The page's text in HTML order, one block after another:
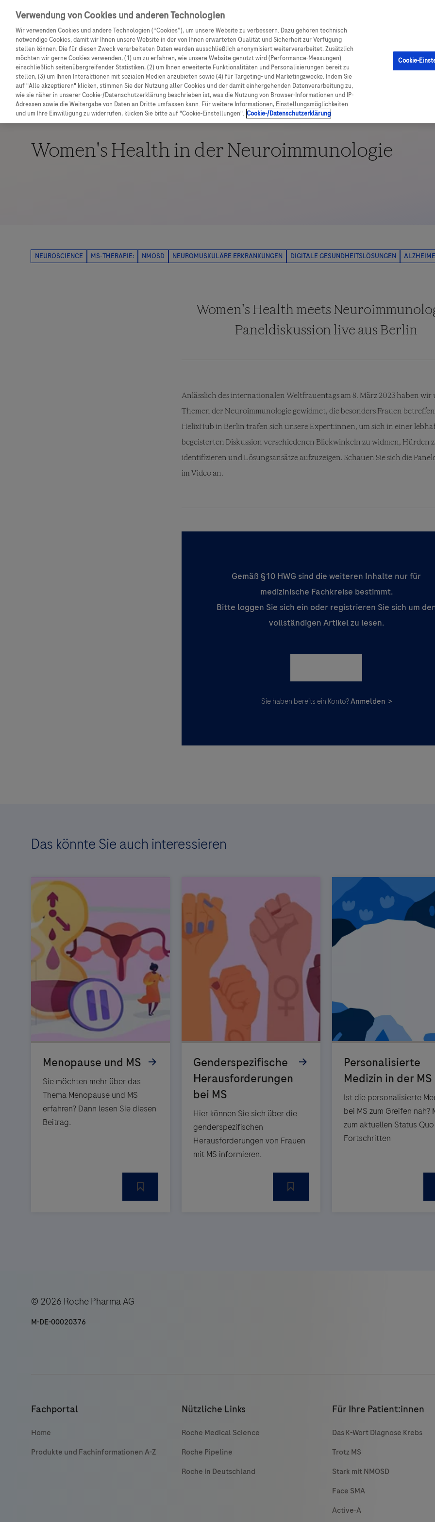
Entdecken Sie weitere exklusive Vorteile mit dem Fachportal
Neuroscience
Women's Health in der Neuroimmunologie
Women's Health meets
Paneldiskussion live aus Berlin
Anlässlich des internationalen Weltfrauentags am 8. März 2023 haben wir
Themen der Neuroimmunologie gewidmet, die besonders Frauen
HelixHub in Berlin trafen sich unsere Expert:innen, um sich in einer
begeisterten Diskussion verschiedenen Blickwinkeln zu widmen, Hürden
identifizieren und Lösungsansätze aufzuzeigen. Schauen Sie sich die
im Video an.
Gemäß §10 HWG sind die weiteren Inhalte nur für
medizinische Fachkreise bestimmt.
Bitte loggen Sie sich ein oder registrieren Sie sich um
vollständigen Artikel zu lesen.
Sie haben bereits ein Konto?Anmelden >
Das könnte Sie auch interessieren
Sie möchten mehr über das
Thema Menopause und MS
erfahren? Dann lesen Sie diesen
Beitrag.
Hier können Sie sich über die
genderspezifischen
Herausforderungen von Frauen
mit MS informieren.
Ist die personalisierte
bei MS zum Greifen nah?
zum aktuellen Status
Fortschritten
© 2026 Roche Pharma AG
M-DE-00020376
Fachportal
Home
Produkte und Fachinformationen A-Z
Nützliche Links
Roche Medical Science
Roche Pipeline
Roche in Deutschland
Für Ihre Patient:innen
Das K-Wort Diagnose Krebs
Trotz MS
Stark mit NMOSD
Face SMA
Active-A
Verwendung von Cookies und anderen Technologien
Wir verwenden Cookies und andere Technologien (“Cookies”), um unsere Website zu verbessern. Dazu gehören technisch
notwendige Cookies, damit wir Ihnen unsere Website in der von Ihnen erwarteten Qualität und Sicherheit zur Verfügung
stellen können. Die für diesen Zweck verarbeiteten Daten werden ausschließlich anonymisiert weiterverarbeitet. Zusätzlich
möchten wir gerne Cookies verwenden, (1) um zu erfahren, wie unsere Website genutzt wird (Performance-Messungen)
einschließlich seitenübergreifender Statistiken, (2) um Ihnen erweiterte Funktionalitäten und Personalisierungen bereit zu
stellen, (3) um Ihnen Interaktionen mit sozialen Medien anzubieten sowie (4) für Targeting- und Marketingzwecke. Indem Sie
auf "Alle akzeptieren" klicken, stimmen Sie der Nutzung aller Cookies und der damit einhergehenden Datenverarbeitung zu,
wie sie näher in unserer Cookie-/Datenschutzerklärung beschrieben ist, was die Nutzung von Browser-Informationen und IP-
Adressen sowie die Weitergabe von Daten an Dritte umfassen kann. Für weitere Informationen, Einstellungsmöglichkeiten
und um Ihre Einwilligung zu widerrufen, klicken Sie bitte auf "Cookie-Einstellungen". Cookie-/Datenschutzerklärung
Cookie-